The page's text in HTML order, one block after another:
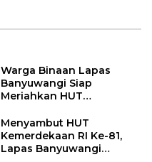
Warga Binaan Lapas
Banyuwangi Siap
Meriahkan HUT
dengan Berbagai
Perlombaan
Menyambut HUT
Kemerdekaan RI Ke-81,
Lapas Banyuwangi